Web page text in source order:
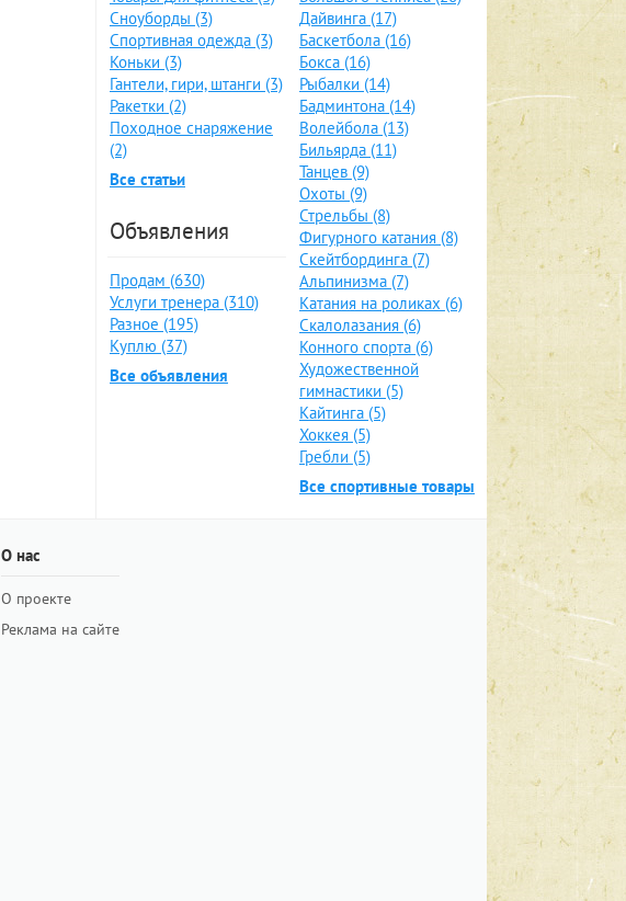
Сноуборды (3)
Спортивная одежда (3)
Коньки (3)
Гантели, гири, штанги (3)
Ракетки (2)
Походное снаряжение
(2)
Все статьи
Объявления
Продам (630)
Услуги тренера (310)
Разное (195)
Куплю (37)
Все объявления
Дайвинга (17)
Баскетбола (16)
Бокса (16)
Рыбалки (14)
Бадминтона (14)
Волейбола (13)
Бильярда (11)
Танцев (9)
Охоты (9)
Стрельбы (8)
Фигурного катания (8)
Скейтбординга (7)
Альпинизма (7)
Катания на роликах (6)
Скалолазания (6)
Конного спорта (6)
Художественной
гимнастики (5)
Кайтинга (5)
Хоккея (5)
Гребли (5)
Все спортивные товары
О нас
О проекте
Реклама на сайте